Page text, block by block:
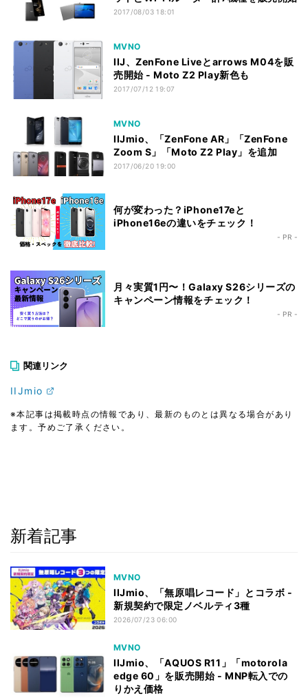
2017/08/03 18:01
MVNO
IIJ、ZenFone Liveとarrows M04を販
売開始 - Moto Z2 Play新色も
2017/07/12 19:07
MVNO
IIJmio、「ZenFone AR」「ZenFone
Zoom S」「Moto Z2 Play」を追加
2017/06/20 19:00
何が変わった？iPhone17eと
iPhone16eの違いをチェック！
- PR -
月々実質1円〜！Galaxy S26シリーズの
キャンペーン情報をチェック！
- PR -
関連リンク
IIJmio
※本記事は掲載時点の情報であり、最新のものとは異なる場合があり
ます。予めご了承ください。
新着記事
MVNO
IIJmio、「無原唱レコード」とコラボ -
新規契約で限定ノベルティ3種
2026/07/23 06:00
MVNO
IIJmio、「AQUOS R11」「motorola
edge 60」を販売開始 - MNP転入での
りかえ価格